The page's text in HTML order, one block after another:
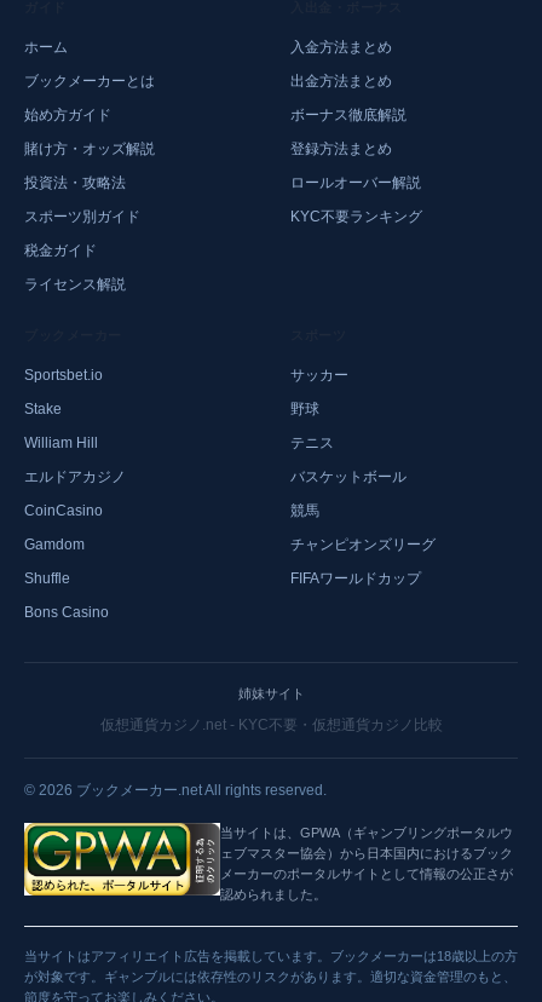
ホーム
ブックメーカーとは
始め方ガイド
賭け方・オッズ解説
投資法・攻略法
スポーツ別ガイド
税金ガイド
ライセンス解説
入金方法まとめ
出金方法まとめ
ボーナス徹底解説
登録方法まとめ
ロールオーバー解説
KYC不要ランキング
Sportsbet.io
Stake
William Hill
エルドアカジノ
CoinCasino
Gamdom
Shuffle
Bons Casino
サッカー
野球
テニス
バスケットボール
競馬
チャンピオンズリーグ
FIFAワールドカップ
姉妹サイト
仮想通貨カジノ.net - KYC不要・仮想通貨カジノ比較
© 2026 ブックメーカー.net All rights reserved.
当サイトは、GPWA（ギャンブリングポータルウ
ェブマスター協会）から日本国内におけるブック
メーカーのポータルサイトとして情報の公正さが
認められました。
当サイトはアフィリエイト広告を掲載しています。ブックメーカーは18歳以上の方
が対象です。ギャンブルには依存性のリスクがあります。適切な資金管理のもと、
節度を守ってお楽しみください。